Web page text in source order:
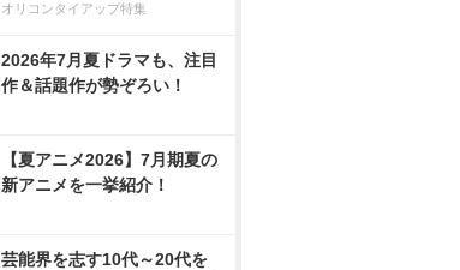
オリコンタイアップ特集
2026年7月夏ドラマも、注目
作＆話題作が勢ぞろい！
【夏アニメ2026】7月期夏の
新アニメを一挙紹介！
芸能界を志す10代～20代を